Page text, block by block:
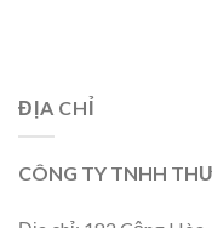
ĐỊA CHỈ
CÔNG TY TNHH